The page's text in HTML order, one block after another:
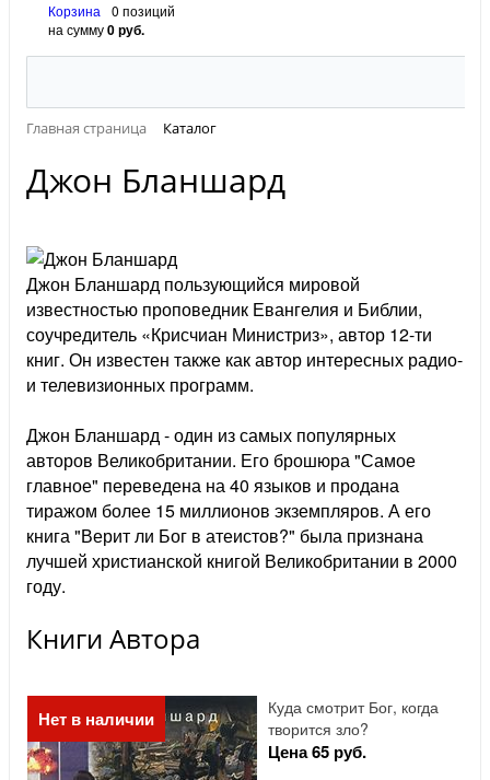
Корзина
0 позиций
на сумму0 руб.
Главная страница Каталог
Джон Бланшард
Джон Бланшард пользующийся мировой
известностью проповедник Евангелия и Библии,
соучредитель «Крисчиан Министриз», автор 12-ти
книг. Он известен также как автор интересных радио-
и телевизионных программ.
Джон Бланшард - один из самых популярных
авторов Великобритании. Его брошюра "Самое
главное" переведена на 40 языков и продана
тиражом более 15 миллионов экземпляров. А его
книга "Верит ли Бог в атеистов?" была признана
лучшей христианской книгой Великобритании в 2000
году.
Книги Автора
Нет в наличии
Куда смотрит Бог, когда
творится зло?
Цена 65 руб.